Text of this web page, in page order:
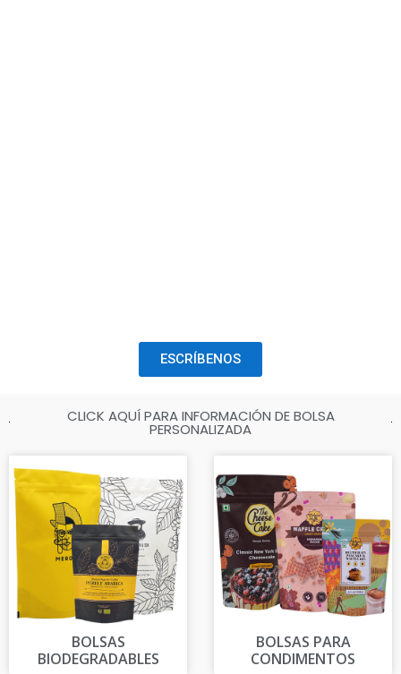
ESCRÍBENOS
CLICK AQUÍ PARA INFORMACIÓN DE BOLSA
PERSONALIZADA
BOLSAS
BIODEGRADABLES
BOLSAS PARA
CONDIMENTOS